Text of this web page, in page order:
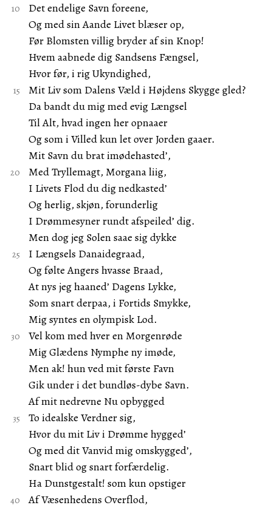
Det endelige Savn foreene,
Og med sin Aande Livet blæser op,
Før Blomsten villig bryder af sin Knop!
Hvem aabnede dig Sandsens Fængsel,
Hvor før, i rig Ukyndighed,
Mit Liv som Dalens Væld i Højdens Skygge gled?
Da bandt du mig med evig Længsel
Til Alt, hvad ingen her opnaaer
Og som i Villed kun let over Jorden gaaer.
Mit Savn du brat imødehasted’,
Med Tryllemagt, Morgana liig,
I Livets Flod du dig nedkasted’
Og herlig, skjøn, forunderlig
I Drømmesyner rundt afspeiled’ dig.
Men dog jeg Solen saae sig dykke
I Længsels Danaidegraad,
Og følte Angers hvasse Braad,
At nys jeg haaned’ Dagens Lykke,
Som snart derpaa, i Fortids Smykke,
Mig syntes en olympisk Lod.
Vel kom med hver en Morgenrøde
Mig Glædens Nymphe ny imøde,
Men ak! hun ved mit første Favn
Gik under i det bundløs-dybe Savn.
Af mit nedrevne Nu opbygged
To idealske Verdner sig,
Hvor du mit Liv i Drømme hygged’
Og med dit Vanvid mig omskygged’,
Snart blid og snart forfærdelig.
Ha Dunstgestalt! som kun opstiger
Af Væsenhedens Overflod,